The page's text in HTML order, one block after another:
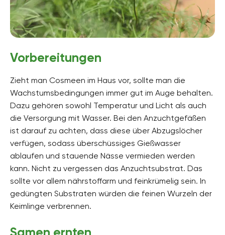
Vorbereitungen
Zieht man Cosmeen im Haus vor, sollte man die
Wachstumsbedingungen immer gut im Auge behalten.
Dazu gehören sowohl Temperatur und Licht als auch
die Versorgung mit Wasser. Bei den Anzuchtgefäßen
ist darauf zu achten, dass diese über Abzugslöcher
verfügen, sodass überschüssiges Gießwasser
ablaufen und stauende Nässe vermieden werden
kann. Nicht zu vergessen das Anzuchtsubstrat. Das
sollte vor allem nährstoffarm und feinkrümelig sein. In
gedüngten Substraten würden die feinen Wurzeln der
Keimlinge verbrennen.